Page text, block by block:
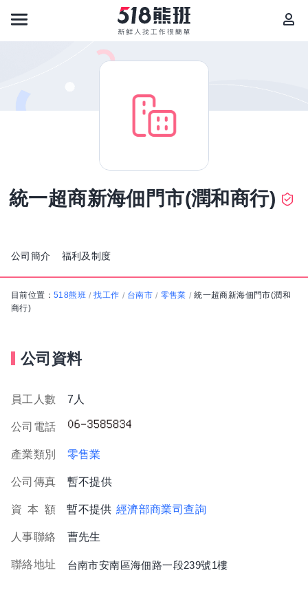
統一超商新海佃門市(潤和商行)
公司簡介 福利及制度
目前位置： 518熊班 / 找工作 / 台南市 / 零售業 / 統一超商新海佃門市(潤和
商行)
公司資料
員工人數 7人
公司電話
產業類別 零售業
公司傳真 暫不提供
資 本 額 暫不提供 經濟部商業司查詢
人事聯絡 曹先生
聯絡地址 台南市安南區海佃路一段239號1樓